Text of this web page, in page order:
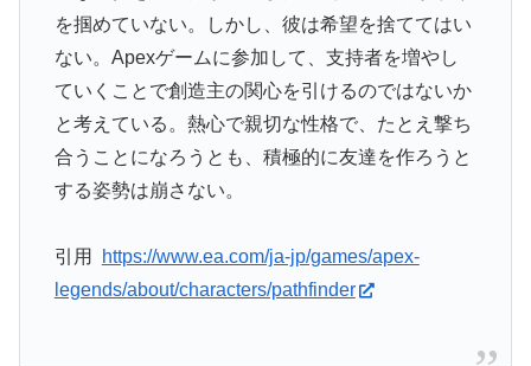
を掴めていない。しかし、彼は希望を捨ててはい
ない。Apexゲームに参加して、支持者を増やし
ていくことで創造主の関心を引けるのではないか
と考えている。熱心で親切な性格で、たとえ撃ち
合うことになろうとも、積極的に友達を作ろうと
する姿勢は崩さない。
引用
https://www.ea.com/ja-jp/games/apex-
legends/about/characters/pathfinder